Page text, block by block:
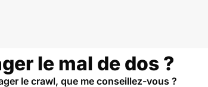
le mal de dos ?
le crawl, que me conseillez-vous ?